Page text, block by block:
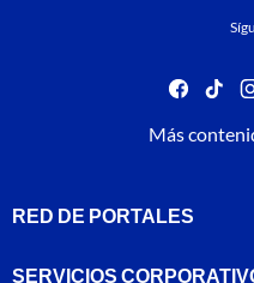
Más
RED DE PORTALES
SERVICIOS